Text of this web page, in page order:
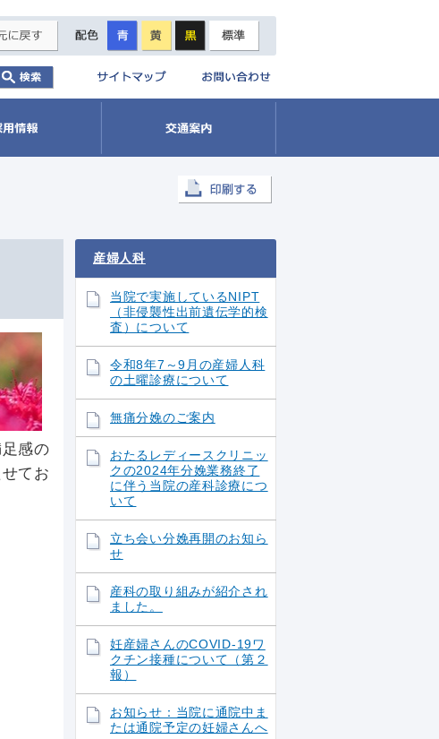
感の
てお
産婦人科
当院で実施しているNIPT
（非侵襲性出前遺伝学的検
査）について
令和8年7～9月の産婦人科
の土曜診療について
無痛分娩のご案内
おたるレディースクリニッ
クの2024年分娩業務終了
に伴う当院の産科診療につ
いて
立ち会い分娩再開のお知ら
せ
産科の取り組みが紹介され
ました。
妊産婦さんのCOVID-19ワ
クチン接種について（第２
報）
お知らせ：当院に通院中ま
たは通院予定の妊婦さんへ